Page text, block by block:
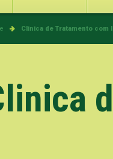
Clinica de Tratamento com